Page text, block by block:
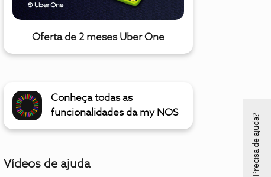
Oferta de 2 meses Uber One
Conheça todas as
funcionalidades da my NOS
Vídeos de ajuda Precisa de ajuda?